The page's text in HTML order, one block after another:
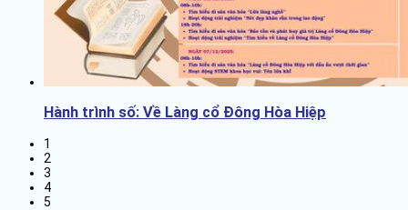
Hành trình số: Về Làng cổ Đông Hòa Hiệp
1
2
3
4
5